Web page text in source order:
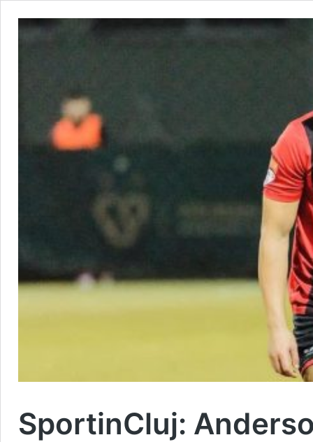
SportinCluj: